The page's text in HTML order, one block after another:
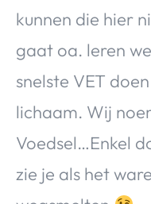
kunnen die hier
gaat oa. leren
snelste VET
lichaam. Wij
Voedsel…Enkel
zie je als het